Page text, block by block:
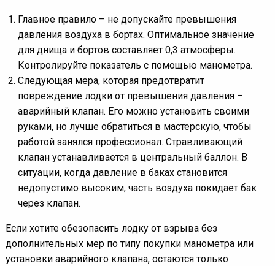
Главное правило – не допускайте превышения
давления воздуха в бортах. Оптимальное значение
для днища и бортов составляет 0,3 атмосферы.
Контролируйте показатель с помощью манометра.
Следующая мера, которая предотвратит
повреждение лодки от превышения давления –
аварийный клапан. Его можно установить своими
руками, но лучше обратиться в мастерскую, чтобы
работой занялся профессионал. Стравливающий
клапан устанавливается в центральный баллон. В
ситуации, когда давление в баках становится
недопустимо высоким, часть воздуха покидает бак
через клапан.
Если хотите обезопасить лодку от взрыва без
дополнительных мер по типу покупки манометра или
установки аварийного клапана, остаются только